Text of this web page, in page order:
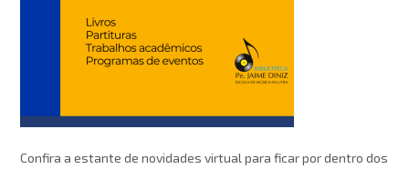
Confira a estante de novidades virtual para ficar por dentro dos